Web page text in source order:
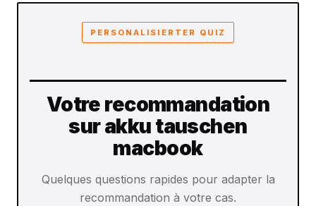
PERSONALISIERTER QUIZ
Votre recommandation
sur akku tauschen
macbook
Quelques questions rapides pour adapter la
recommandation à votre cas.